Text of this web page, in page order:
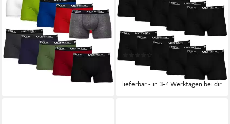
Boxershorts 410 Boxershorts
Herren 10er Pack S-5XL
Unterwäsche Mehrfarbig M
(Spar-Set)
ab 32,90 €
(3,29 €/ 1 Stk)
lieferbar - in 3-4 Werktagen bei dir
Boxershorts 410 Boxershorts
Herren 10er Pack S-5XL
Unterwäsche Schwarz S
(Spar-Set)
ab 32,90 €
lieferbar - in 3-4 Werktagen bei dir